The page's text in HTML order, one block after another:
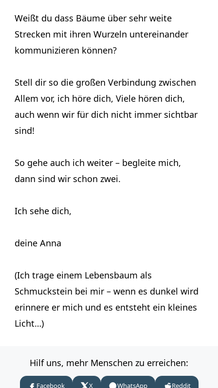
Weißt du dass Bäume über sehr weite
Strecken mit ihren Wurzeln untereinander
kommunizieren können?
Stell dir so die großen Verbindung zwischen
Allem vor, ich höre dich, Viele hören dich,
auch wenn wir für dich nicht immer sichtbar
sind!
So gehe auch ich weiter – begleite mich,
dann sind wir schon zwei.
Ich sehe dich,
deine Anna
(Ich trage einem Lebensbaum als
Schmuckstein bei mir – wenn es dunkel wird
erinnere er mich und es entsteht ein kleines
Licht…)
Hilf uns, mehr Menschen zu erreichen:
Facebook X WhatsApp Reddit